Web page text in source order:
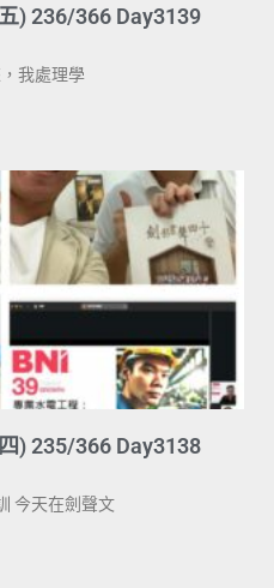
) 236/366 Day3139
我處理學
) 235/366 Day3138
今天在劍聲文